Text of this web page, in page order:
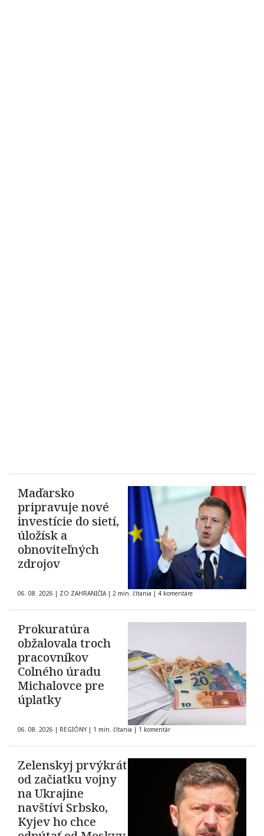
Maďarsko
pripravuje nové
investície do sietí,
úložísk a
obnoviteľných
zdrojov
06. 08. 2026 | ZO ZAHRANIČIA | 2 min. čítania | 4 komentáre
Prokuratúra
obžalovala troch
pracovníkov
Colného úradu
Michalovce pre
úplatky
06. 08. 2026 | REGIÓNY | 1 min. čítania | 1 komentár
Zelenskyj prvýkrát
od začiatku vojny
na Ukrajine
navštívi Srbsko,
Kyjev ho chce